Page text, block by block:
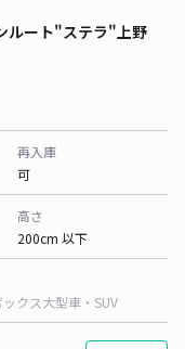
ルート"ステラ"上野
再入庫
可
高さ
200cm 以下
クス大型車・SUV